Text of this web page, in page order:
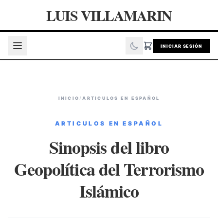
LUIS VILLAMARIN
INICIAR SESIÓN
INICIO /ARTICULOS EN ESPAÑOL
ARTICULOS EN ESPAÑOL
Sinopsis del libro
Geopolítica del Terrorismo
Islámico